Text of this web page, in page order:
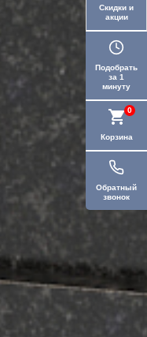
Скидки и
акции
Подобрать
за 1
минуту
Корзина
0
Обратный
звонок